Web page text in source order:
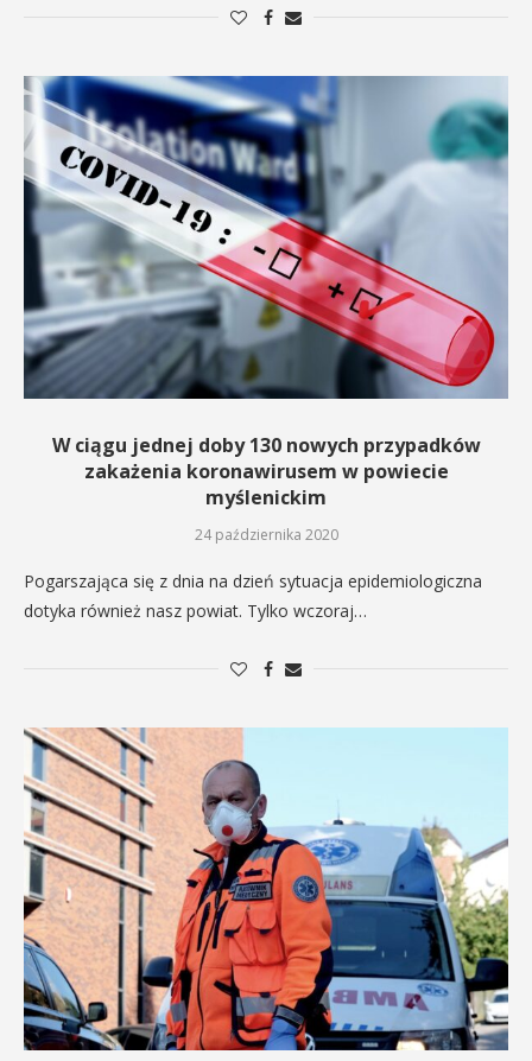
W ciągu jednej doby 130 nowych przypadków
zakażenia koronawirusem w powiecie
myślenickim
24 października 2020
Pogarszająca się z dnia na dzień sytuacja epidemiologiczna
dotyka również nasz powiat. Tylko wczoraj…